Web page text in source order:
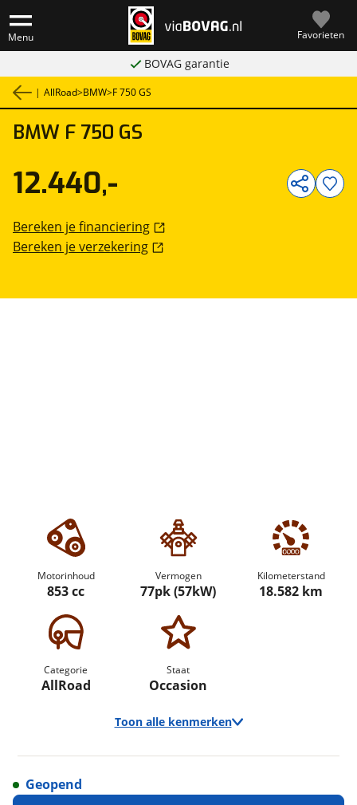
Menu Favorieten
BOVAG garantie
| AllRoad>BMW>F 750 GS
BMW F 750 GS
Motorinhoud
853 cc
Vermogen
77pk (57kW)
Kilometerstand
18.582 km
Categorie
AllRoad
Staat
Occasion
Toon alle kenmerken
12.440,-
Bereken je financiering
Bereken je verzekering
Geopend